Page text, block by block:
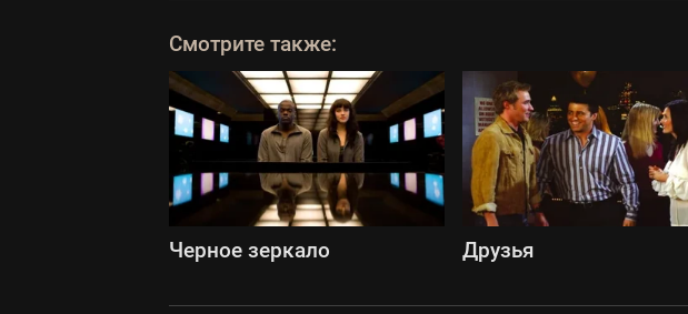
Смотрите также:
Черное зеркало Друзья